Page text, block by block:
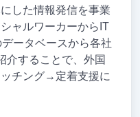
した情報発信を事業
ャルワーカーからIT
ータベースから各社
介することで、外国
チング→定着支援に